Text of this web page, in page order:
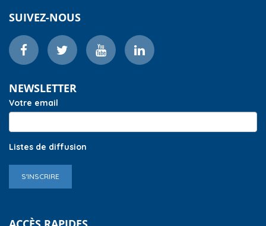
SUIVEZ-NOUS
NEWSLETTER
Votre email
Listes de diffusion
S'INSCRIRE